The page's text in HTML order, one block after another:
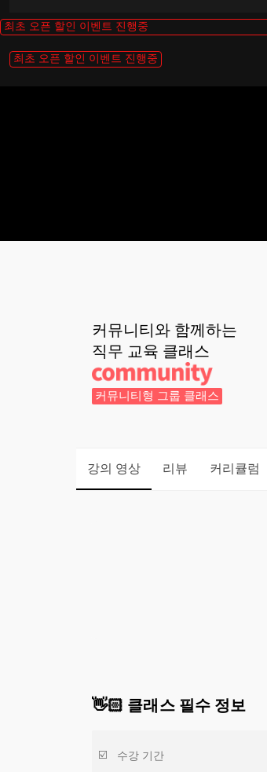
최초 오픈 할인 이벤트 진행중
최초 오픈 할인 이벤트 진행중
커뮤니티와 함께하는
직무 교육 클래스
커뮤니티형 그룹 클래스
강의 영상 리뷰 커리큘럼
👋🏻 클래스 필수 정보
수강 기간